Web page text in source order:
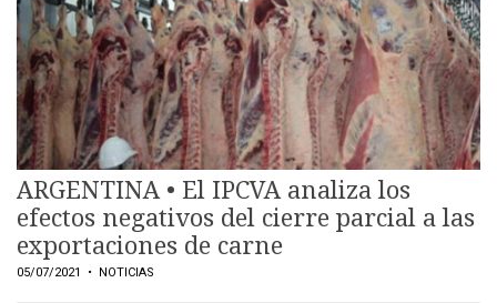
ARGENTINA • El IPCVA analiza los
efectos negativos del cierre parcial a las
exportaciones de carne
05/07/2021 • NOTICIAS